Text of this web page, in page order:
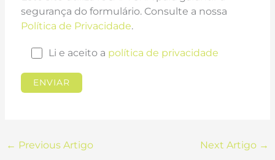
segurança do formulário. Consulte a nossa
Política de Privacidade.
Li e aceito a política de privacidade
← Previous Artigo Next Artigo →